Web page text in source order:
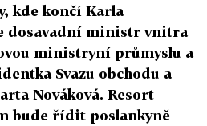
kde končí Karla
dosavadní ministr vnitra
ministryní průmyslu a
Svazu obchodu a
Nováková. Resort
bude řídit poslankyně